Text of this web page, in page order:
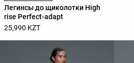
Легинсы до щиколотки High
rise Perfect-adapt
25,990 KZT